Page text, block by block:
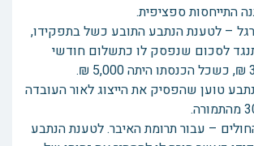
התייחסות ספציפית.
– לטענת הנתבע התובע כשל בתפקידו,
לסכום שנפסק לו כתשלום חודשי
טוען שהפסיק את הייצוג לאור העובדה
– עבור תרומת האיבר. לטענת הנתבע